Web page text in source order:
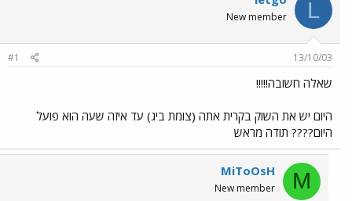
ח
ה
ש
א
ר
L
New member
13/10/03
#1
שאלה חשובה!!!!!
היום יש את השוק בקרית אתה (צומת ביג) עד איזה שעה הוא פועל
היום???? תודה מראש
M
MiToOsH
New member